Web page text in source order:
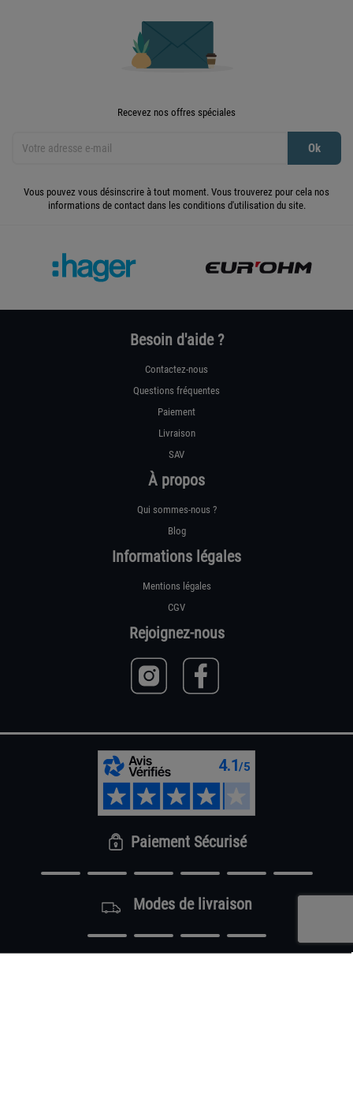
Recevez nos offres spéciales
Vous pouvez vous désinscrire à tout moment. Vous trouverez pour cela nos
informations de contact dans les conditions d'utilisation du site.
Besoin d'aide ?
Contactez-nous
Questions fréquentes
Paiement
Livraison
SAV
À propos
Qui sommes-nous ?
Blog
Informations légales
Mentions légales
CGV
Rejoignez-nous
Paiement Sécurisé
Modes de livraison